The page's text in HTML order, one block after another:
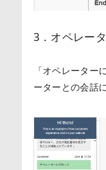
3．オペレー
「オペレーター
ーターとの会話